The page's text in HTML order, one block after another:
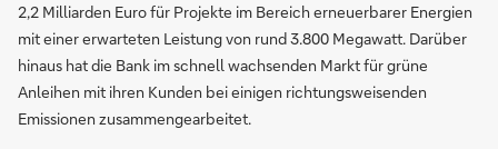
2,2 Milliarden Euro für Projekte im Bereich erneuerbarer Energien
mit einer erwarteten Leistung von rund 3.800 Megawatt. Darüber
hinaus hat die Bank im schnell wachsenden Markt für grüne
Anleihen mit ihren Kunden bei einigen richtungsweisenden
Emissionen zusammengearbeitet.